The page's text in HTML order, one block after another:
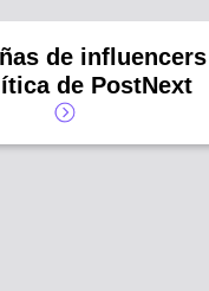
de
de PostNext